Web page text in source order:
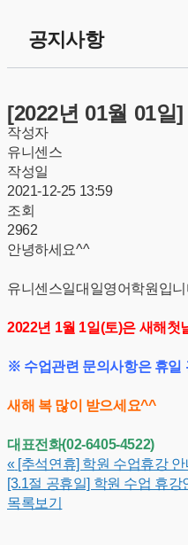
공지사항
[2022년 01월 01일
작성자
유니센스
작성일
2021-12-25 13:59
조회
2962
안녕하세요^^
유니센스일대일영어학원입니
2022년 1월 1일(토)은 새해첫
※ 수업관련 문의사항은 휴일
새해 복 많이 받으세요^^
대표전화(02-6405-4522)
« [추석연휴] 학원 수업휴강 안
[3.1절 공휴일] 학원 수업 휴강
목록보기